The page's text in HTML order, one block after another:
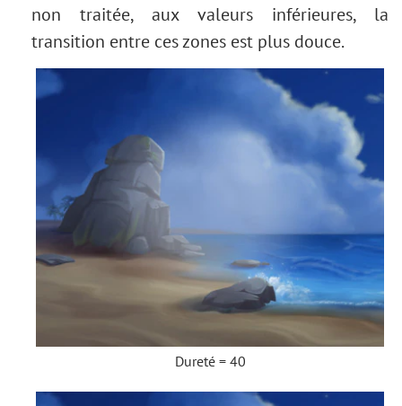
non traitée, aux valeurs inférieures, la
transition entre ces zones est plus douce.
Dureté = 40